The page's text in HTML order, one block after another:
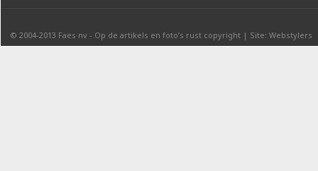
© 2004-2013 Faes nv - Op de artikels en foto’s rust copyright | Site: Webstylers